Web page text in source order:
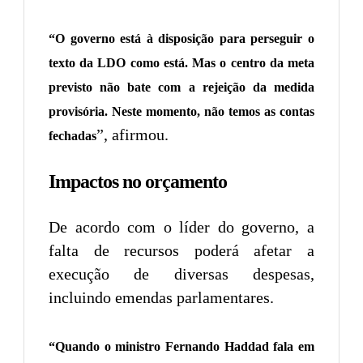
“O governo está à disposição para perseguir o
texto da LDO como está. Mas o centro da meta
previsto não bate com a rejeição da medida
provisória. Neste momento, não temos as contas
fechadas”, afirmou.
Impactos no orçamento
De acordo com o líder do governo, a
falta de recursos poderá afetar a
execução de diversas despesas,
incluindo emendas parlamentares.
“Quando o ministro Fernando Haddad fala em